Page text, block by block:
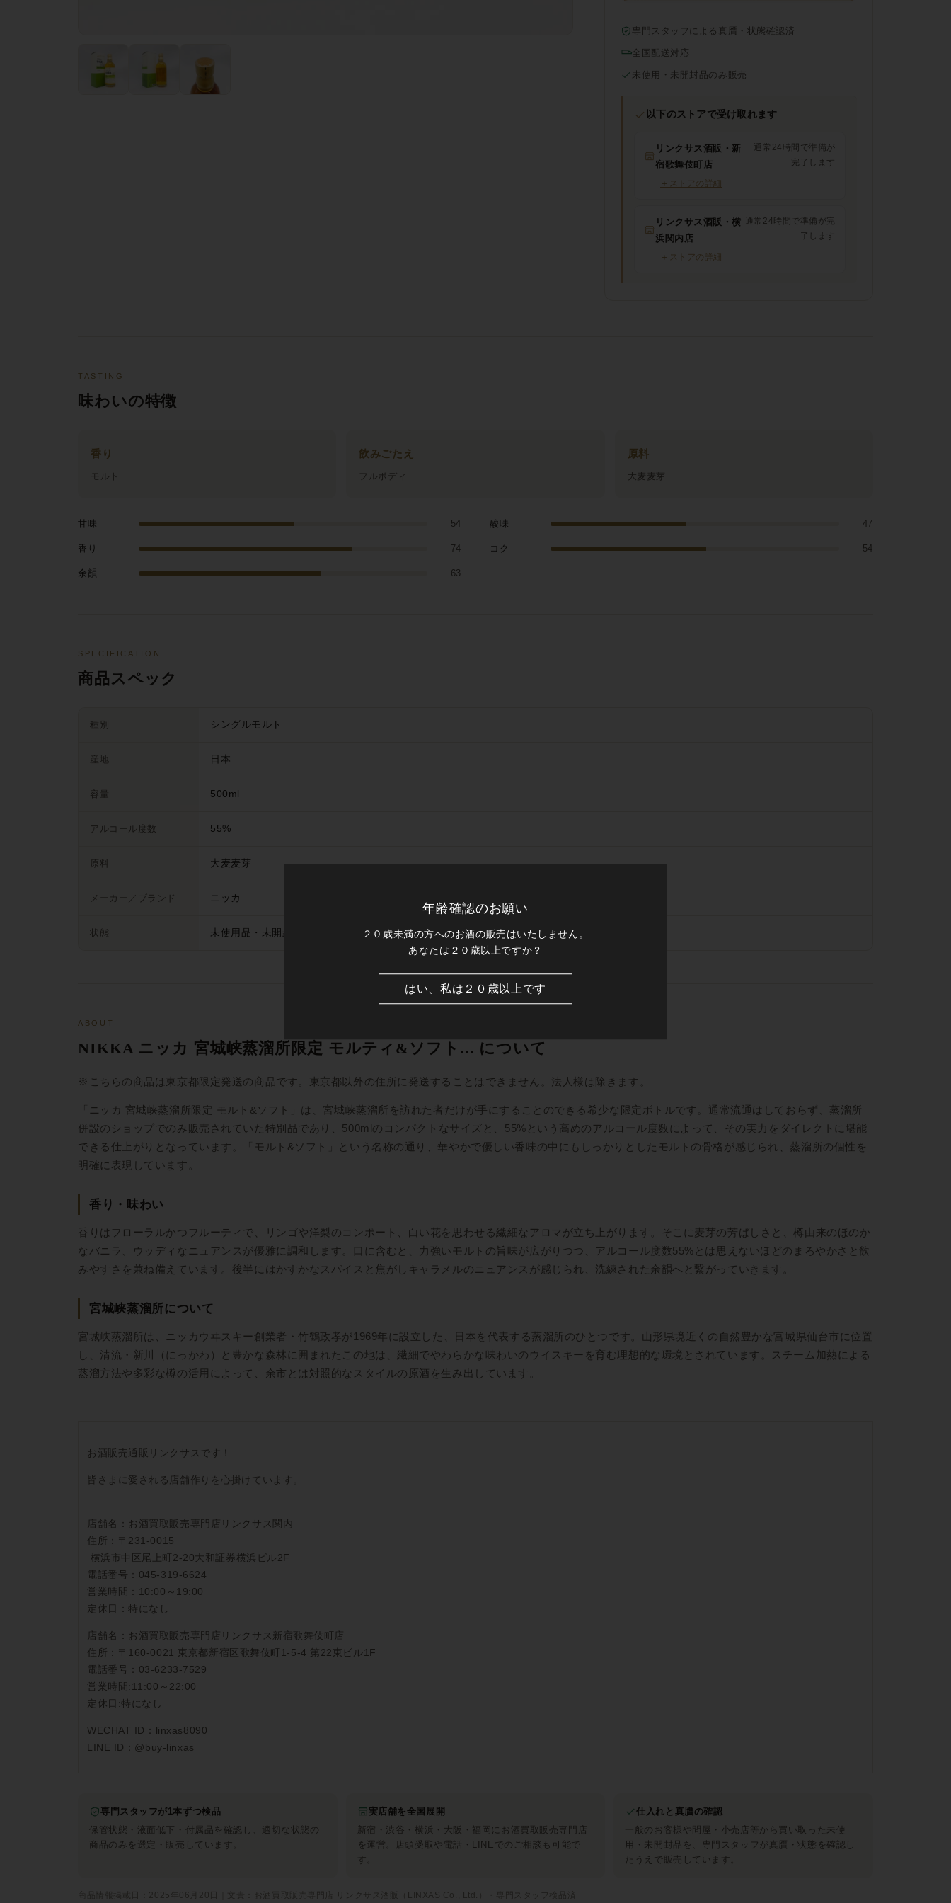
専門スタッフによる真贋・状態確認済
全国配送対応
未使用・未開封品のみ販売
以下のストアで受け取れます
リンクサス酒販・新
宿歌舞伎町店
通常24時間で準備が
完了します
＋ ストアの詳細
リンクサス酒販・横
浜関内店
通常24時間で準備が完
了します
＋ ストアの詳細
TASTING
味わいの特徴
香り
モルト
飲みごたえ
フルボディ
原料
大麦麦芽
甘味 54 酸味 47
香り 74 コク 54
余韻 63
SPECIFICATION
商品スペック
種別 シングルモルト
産地 日本
容量 500ml
アルコール度数 55%
原料 大麦麦芽
メーカー／ブランド ニッカ
状態 未使用品・未開封品（箱あり）
ABOUT
NIKKA ニッカ 宮城峡蒸溜所限定 モルティ&ソフト... について
※こちらの商品は東京都限定発送の商品です。東京都以外の住所に発送することはできません。法人様は除きます。
「ニッカ 宮城峡蒸溜所限定 モルト&ソフト」は、宮城峡蒸溜所を訪れた者だけが手にすることのできる希少な限定ボトルです。通常流通はしておらず、蒸溜所
併設のショップでのみ販売されていた特別品であり、500mlのコンパクトなサイズと、55%という高めのアルコール度数によって、その実力をダイレクトに堪能
できる仕上がりとなっています。「モルト&ソフト」という名称の通り、華やかで優しい香味の中にもしっかりとしたモルトの骨格が感じられ、蒸溜所の個性を
明確に表現しています。
香り・味わい
香りはフローラルかつフルーティで、リンゴや洋梨のコンポート、白い花を思わせる繊細なアロマが立ち上がります。そこに麦芽の芳ばしさと、樽由来のほのか
なバニラ、ウッディなニュアンスが優雅に調和します。口に含むと、力強いモルトの旨味が広がりつつ、アルコール度数55%とは思えないほどのまろやかさと飲
みやすさを兼ね備えています。後半にはかすかなスパイスと焦がしキャラメルのニュアンスが感じられ、洗練された余韻へと繋がっていきます。
宮城峡蒸溜所について
宮城峡蒸溜所は、ニッカウヰスキー創業者・竹鶴政孝が1969年に設立した、日本を代表する蒸溜所のひとつです。山形県境近くの自然豊かな宮城県仙台市に位置
し、清流・新川（にっかわ）と豊かな森林に囲まれたこの地は、繊細でやわらかな味わいのウイスキーを育む理想的な環境とされています。スチーム加熱による
蒸溜方法や多彩な樽の活用によって、余市とは対照的なスタイルの原酒を生み出しています。
お酒販売通販リンクサスです！
皆さまに愛される店舗作りを心掛けています。
店舗名：お酒買取販売専門店リンクサス関内
住所：〒231-0015
横浜市中区尾上町2-20大和証券横浜ビル2F
電話番号：045-319-6624
営業時間：10:00～19:00
定休日：特になし
店舗名：お酒買取販売専門店リンクサス新宿歌舞伎町店
住所：〒160-0021 東京都新宿区歌舞伎町1-5-4 第22東ビル1F
電話番号：03-6233-7529
営業時間:11:00～22:00
定休日:特になし
WECHAT ID：linxas8090
LINE ID：@buy-linxas
専門スタッフが1本ずつ検品
保管状態・液面低下・付属品を確認し、適切な状態の
商品のみを選定・販売しています。
実店舗を全国展開
新宿・渋谷・横浜・大阪・福岡にお酒買取販売専門店
を運営。店頭受取や電話・LINEでのご相談も可能で
す。
仕入れと真贋の確認
一般のお客様や問屋・小売店等から買い取った未使
用・未開封品を、専門スタッフが真贋・状態を確認し
たうえで販売しています。
商品情報掲載日：2025年06月20日｜文責：お酒買取販売専門店 リンクサス酒販（LINXAS Co., Ltd.）・専門スタッフ検品済
年齢確認のお願い
２０歳未満の方へのお酒の販売はいたしません。
あなたは２０歳以上ですか？
はい、私は２０歳以上です